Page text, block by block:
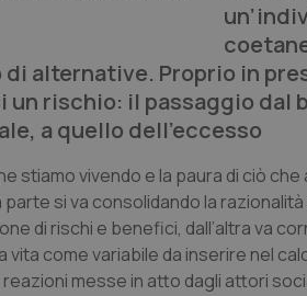
alternative. Proprio in
un rischio: il passaggio
a quello dell’eccesso
stiamo vivendo e la paura di ciò
parte si va consolidando la
di rischi e benefici, dall’altra va
vita come variabile da inserire nel
messe in atto dagli attori